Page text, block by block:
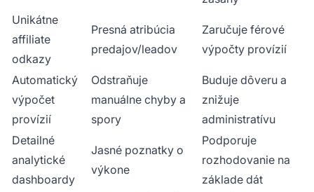
Unikátne
affiliate
odkazy
Presná atribúcia
predajov/leadov
Zaručuje férové
výpočty provízií
Automatický
výpočet
provízií
Odstraňuje
manuálne chyby a
spory
Buduje dôveru a
znižuje
administratívu
Detailné
analytické
dashboardy
Jasné poznatky o
výkone
Podporuje
rozhodovanie na
základe dát